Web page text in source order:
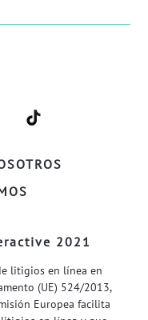
–
WELIFE–
2021
litigios en línea en
(UE) 524/2013,
Europea facilita